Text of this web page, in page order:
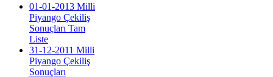
01-01-2013 Milli
Piyango Çekiliş
Sonuçları Tam
Liste
31-12-2011 Milli
Piyango Çekiliş
Sonuçları